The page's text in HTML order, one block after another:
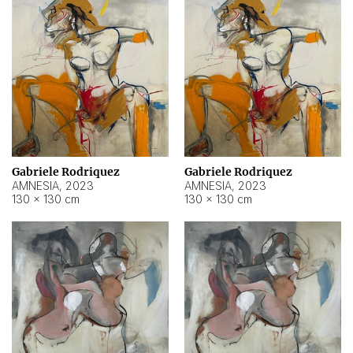
Gabriele Rodriquez
AMNESIA, 2023
130 × 130 cm
Gabriele Rodriquez
AMNESIA, 2023
130 × 130 cm